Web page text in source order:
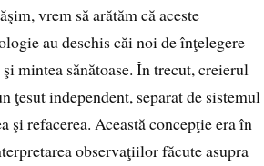
vrem să arătăm că aceste
au deschis căi noi de înţelegere
mintea sănătoase. În trecut, creierul
ţesut independent, separat de sistemul
şi refacerea. Această concepţie era în
observaţiilor făcute asupra